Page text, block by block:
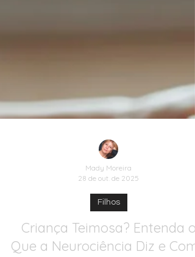
Mady Moreira
28 de out. de 2025